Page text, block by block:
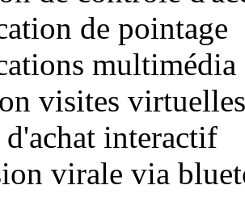
de pointage
multimédia
visites virtuelles
interactif
virale via